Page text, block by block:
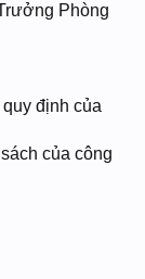
Phòng
định của
của công